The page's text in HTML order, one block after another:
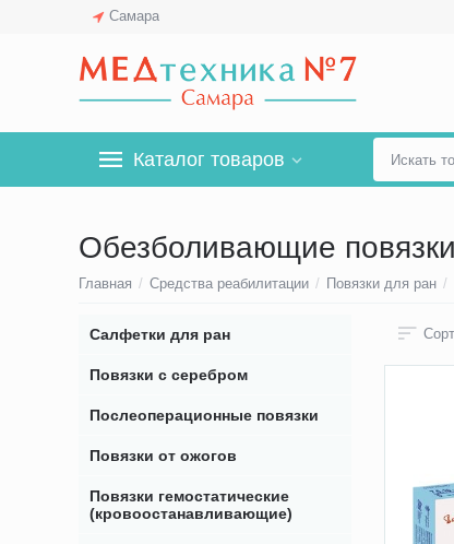
Самара
Каталог товаров
Обезболивающие повязки
Главная / Средства реабилитации / Повязки для ран /
Салфетки для ран
Повязки с серебром
Послеоперационные повязки
Повязки от ожогов
Повязки гемостатические
(кровоостанавливающие)